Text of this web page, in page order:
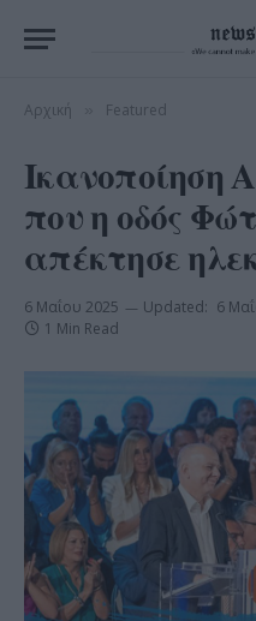
Αρχική Featured
Ικανοποίηση
που η οδός
απέκτησε
6 Μαΐου 2025 Updated: 6
1 Min Read